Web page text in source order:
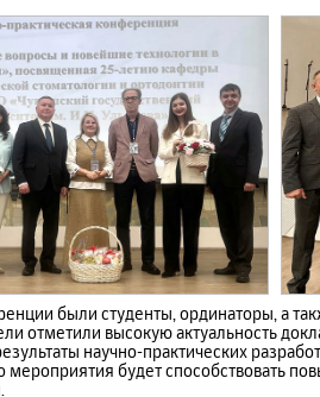
были студенты, ординаторы, а
отметили высокую актуальность
научно-практических
мероприятия будет способствовать